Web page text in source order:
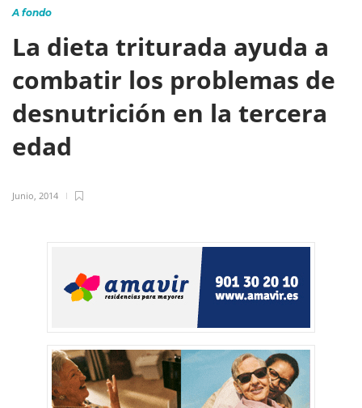
A fondo
La dieta triturada ayuda a
combatir los problemas de
desnutrición en la tercera
edad
Junio, 2014